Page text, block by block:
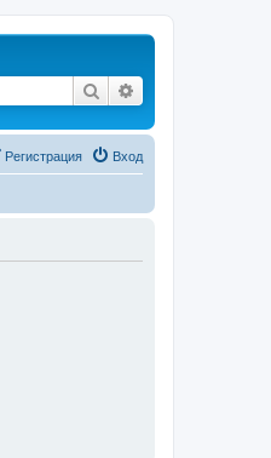
Поиск
Вход
Регистрация